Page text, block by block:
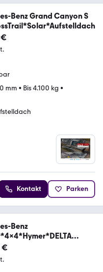
Benz Grand Canyon S
€
mm • Bis 4.100 kg •
Kontakt Parken
Benz
€